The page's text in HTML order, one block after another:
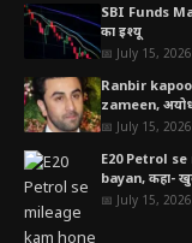
SBI Funds
का इश्यू
📅 July 15, 2026
Ranbir
zameen,
📅 July 15, 2026
E20 Petrol
bayan, कहा-
📅 July 15, 2026